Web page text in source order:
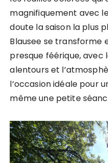
magnifiquement avec
doute la saison la plus
Blausee se transforme
presque féérique, avec
alentours et
l’occasion idéale pour
même une petite